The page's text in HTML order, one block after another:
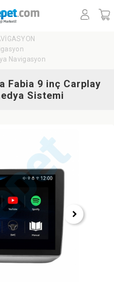
Navigasyon
Fabia 9 inç Carplay
Sistemi